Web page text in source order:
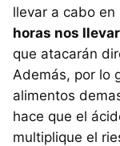
llevar a cabo en
horas nos
que atacarán
Además, por lo
alimentos
hace que el
multiplique el